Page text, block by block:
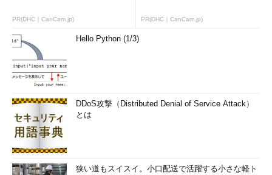
PR(DHC｜CanCam.jp) PR(DHC｜CanCam.jp)
Hello Python (1/3)
DDoS攻撃（Distributed Denial of Service Attack）
とは
狭い道もスイスイ。小口配送で活躍する小さな軽ト